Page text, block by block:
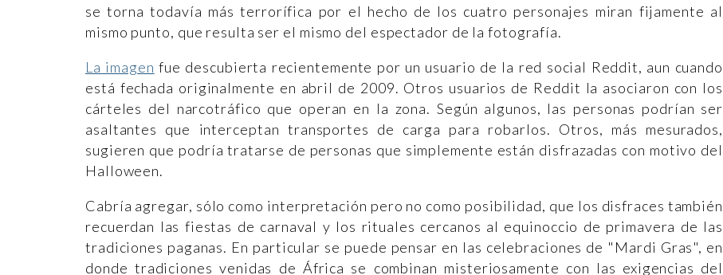
se torna todavía más terrorífica por el hecho de los cuatro personajes miran fijamente al
mismo punto, que resulta ser el mismo del espectador de la fotografía.
La imagen fue descubierta recientemente por un usuario de la red social Reddit, aun cuando
está fechada originalmente en abril de 2009. Otros usuarios de Reddit la asociaron con los
cárteles del narcotráfico que operan en la zona. Según algunos, las personas podrían ser
asaltantes que interceptan transportes de carga para robarlos. Otros, más mesurados,
sugieren que podría tratarse de personas que simplemente están disfrazadas con motivo del
Halloween.
Cabría agregar, sólo como interpretación pero no como posibilidad, que los disfraces también
recuerdan las fiestas de carnaval y los rituales cercanos al equinoccio de primavera de las
tradiciones paganas. En particular se puede pensar en las celebraciones de "Mardi Gras", en
donde tradiciones venidas de África se combinan misteriosamente con las exigencias del